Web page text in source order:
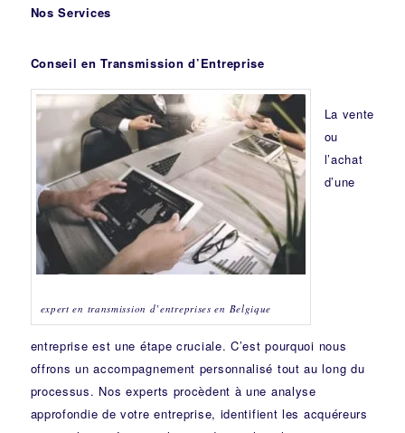
Nos Services
Conseil en Transmission d’Entreprise
expert en transmission d’entreprises en Belgique
La vente
ou
l’achat
d’une
entreprise est une étape cruciale. C’est pourquoi nous
offrons un accompagnement personnalisé tout au long du
processus. Nos experts procèdent à une analyse
approfondie de votre entreprise, identifient les acquéreurs